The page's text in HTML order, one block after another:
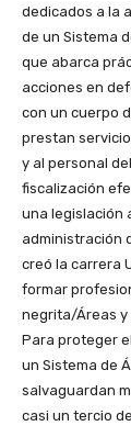
dedicados a la
de un Sistema
que abarca
acciones en
con un cuerpo
prestan
y al personal
fiscalización
una legislación
administración
creó la carrera
formar
negrita/Áreas y
Para proteger
un Sistema de
salvaguardan
casi un tercio